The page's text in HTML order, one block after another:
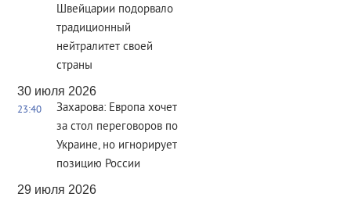
Швейцарии подорвало
традиционный
нейтралитет своей
страны
30 июля 2026
23:40
Захарова: Европа хочет
за стол переговоров по
Украине, но игнорирует
позицию России
29 июля 2026